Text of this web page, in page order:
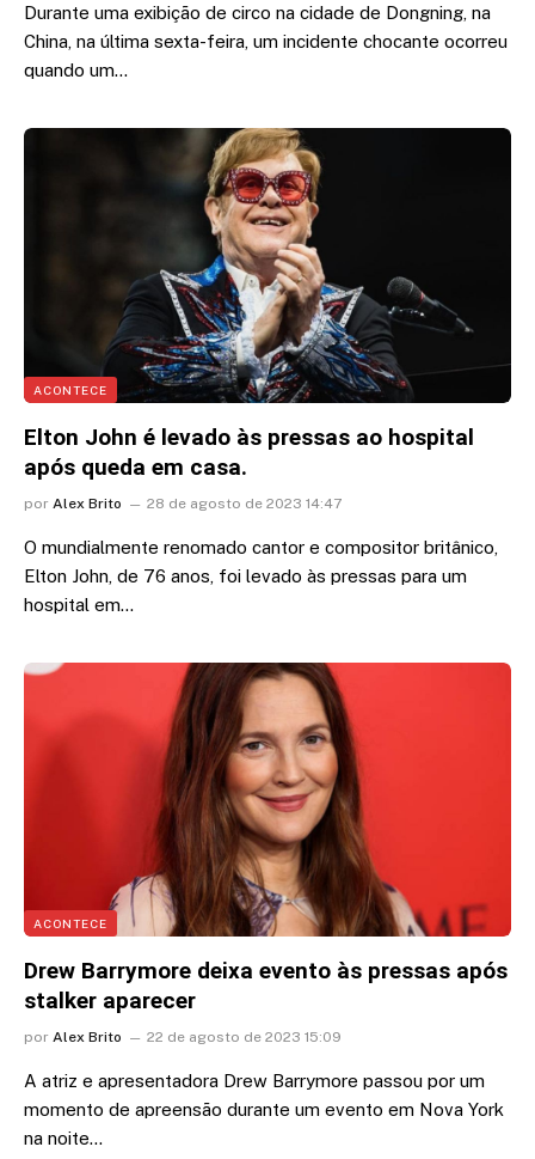
Durante uma exibição de circo na cidade de Dongning, na
China, na última sexta-feira, um incidente chocante ocorreu
quando um…
ACONTECE
Elton John é levado às pressas ao hospital
após queda em casa.
por Alex Brito 28 de agosto de 2023 14:47
O mundialmente renomado cantor e compositor britânico,
Elton John, de 76 anos, foi levado às pressas para um
hospital em…
ACONTECE
Drew Barrymore deixa evento às pressas após
stalker aparecer
por Alex Brito 22 de agosto de 2023 15:09
A atriz e apresentadora Drew Barrymore passou por um
momento de apreensão durante um evento em Nova York
na noite…